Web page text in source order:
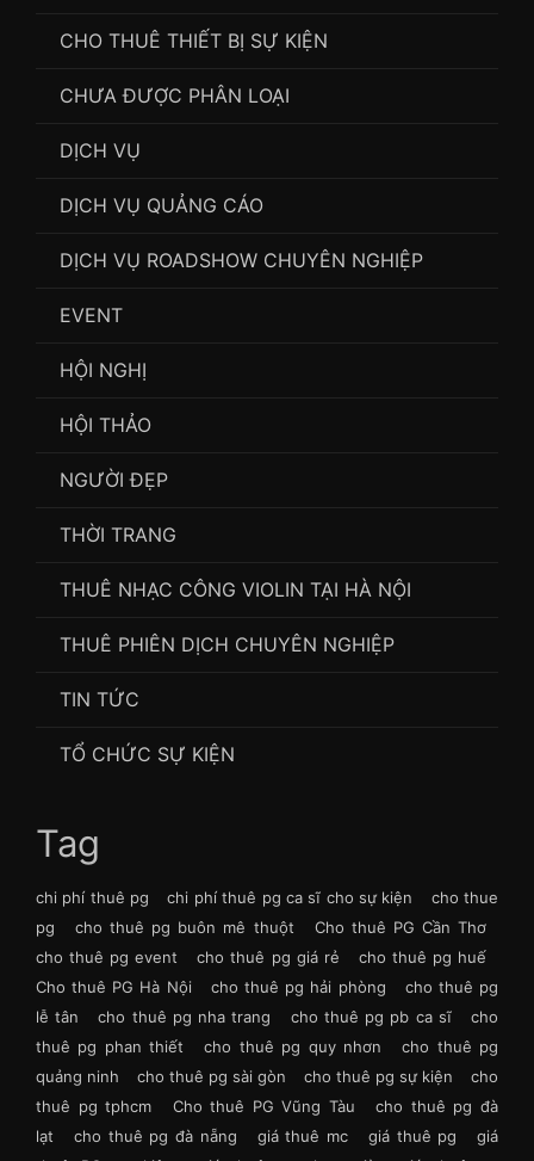
CHO THUÊ THIẾT BỊ SỰ KIỆN
CHƯA ĐƯỢC PHÂN LOẠI
DỊCH VỤ
DỊCH VỤ QUẢNG CÁO
DỊCH VỤ ROADSHOW CHUYÊN NGHIỆP
EVENT
HỘI NGHỊ
HỘI THẢO
NGƯỜI ĐẸP
THỜI TRANG
THUÊ NHẠC CÔNG VIOLIN TẠI HÀ NỘI
THUÊ PHIÊN DỊCH CHUYÊN NGHIỆP
TIN TỨC
TỔ CHỨC SỰ KIỆN
Tag
chi phí thuê pg chi phí thuê pg ca sĩ cho sự kiện
cho thue
pg
cho thuê pg buôn mê thuột
Cho thuê PG Cần Thơ
cho thuê pg event
cho thuê pg giá rẻ
cho thuê pg huế
Cho thuê PG Hà Nội
cho thuê pg hải phòng
cho thuê pg
lễ tân
cho thuê pg nha trang cho thuê pg pb ca sĩ
cho
thuê pg phan thiết
cho thuê pg quy nhơn
cho thuê pg
quảng ninh
cho thuê pg sài gòn cho thuê pg sự kiện
cho
thuê pg tphcm
Cho thuê PG Vũng Tàu
cho thuê pg đà
lạt
cho thuê pg đà nẵng giá thuê mc giá thuê pg
giá